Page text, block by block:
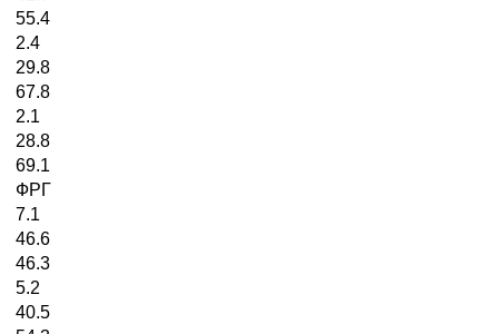
55.4
2.4
29.8
67.8
2.1
28.8
69.1
ФРГ
7.1
46.6
46.3
5.2
40.5